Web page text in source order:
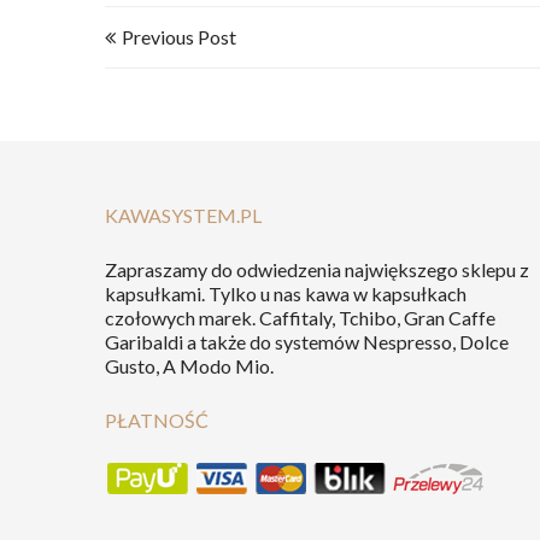
WPISU
Previous Post
KAWASYSTEM.PL
Zapraszamy do odwiedzenia największego sklepu z
kapsułkami. Tylko u nas kawa w kapsułkach
czołowych marek. Caffitaly, Tchibo, Gran Caffe
Garibaldi a także do systemów Nespresso, Dolce
Gusto, A Modo Mio.
PŁATNOŚĆ